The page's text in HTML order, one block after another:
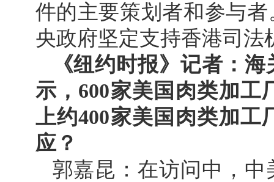
件的主要策划者和参与
央政府坚定支持香港司法
《纽约时报》记者：
示，600家美国肉类加工
上约400家美国肉类加工
应？
郭嘉昆：在访问中，